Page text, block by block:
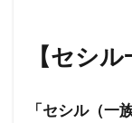
【セシル
「セシル（一
国際法
日本神道